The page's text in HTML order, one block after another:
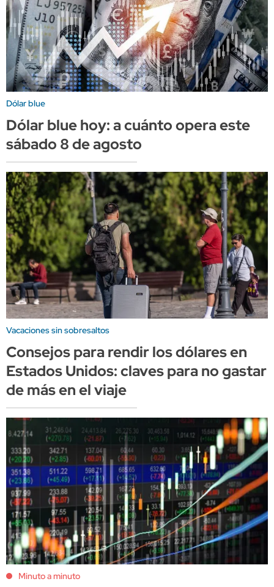
Dólar blue
Dólar blue hoy: a cuánto opera este
sábado 8 de agosto
Vacaciones sin sobresaltos
Consejos para rendir los dólares en
Estados Unidos: claves para no gastar
de más en el viaje
Minuto a minuto